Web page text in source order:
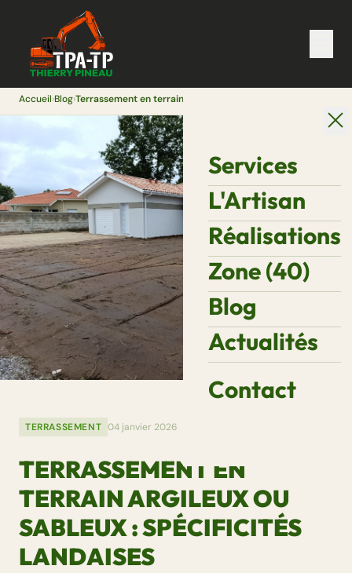
Services
L'Artisan
Réalisations
Zone (40)
Blog
Actualités
Contact
Accueil›Blog›
TERRASSEMENT 04 janvier 2026
TERRASSEMENT EN
TERRAIN ARGILEUX OU
SABLEUX : SPÉCIFICITÉS
LANDAISES